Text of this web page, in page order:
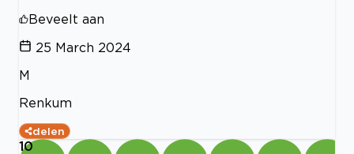
Beveelt aan
25 March 2024
M
Renkum
delen
10